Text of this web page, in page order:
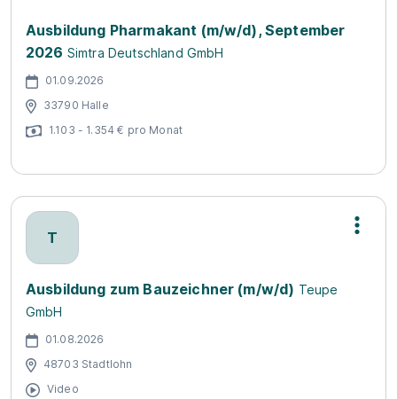
Ausbildung Pharmakant (m/w/d), September
2026 Simtra Deutschland GmbH
01.09.2026
33790 Halle
1.103 - 1.354 € pro Monat
T
Ausbildung zum Bauzeichner (m/w/d) Teupe
GmbH
01.08.2026
48703 Stadtlohn
Video